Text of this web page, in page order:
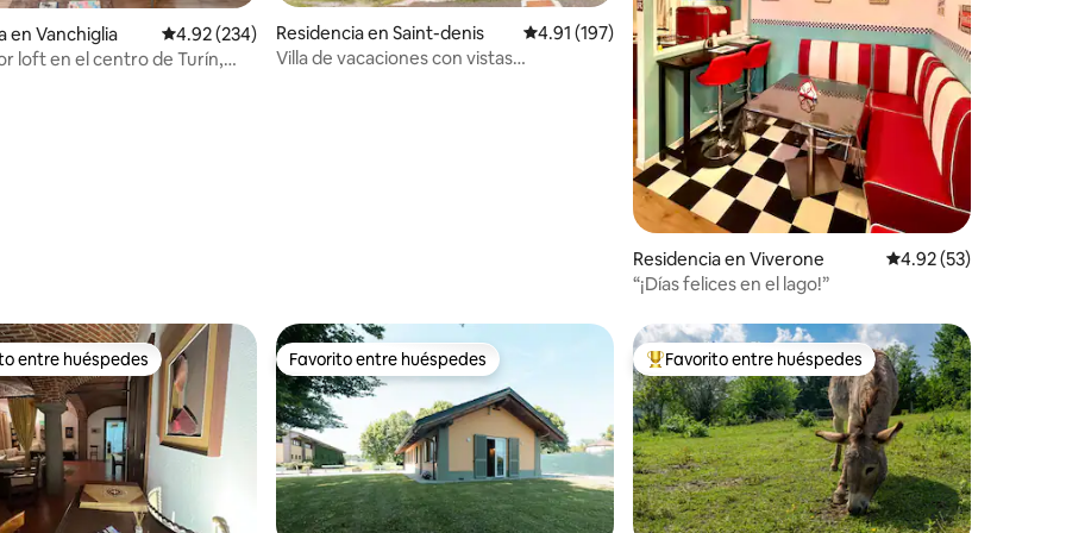
de 5; 158 evaluaciones
en Vanchiglia Calificación promedio: 4.92 de 5; 234 evaluaciones
4.92 (234)
loft en el centro de Turín,
Residencia en Saint-denis Calificación promedio: 4.91 de 5; 197 evaluaciones
4.91 (197)
Villa de vacaciones con vistas
Residencia en Viverone Calificación
4.92 (53)
“¡Días felices en el lago!”
en Favorito entre huéspedes
entre huéspedes Favorito entre huéspedes
Favorito entre huéspedes De los mejores en Favorito entre huéspedes
Favorito entre huéspedes